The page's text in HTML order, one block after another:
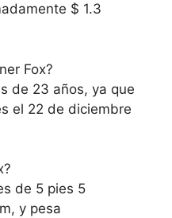
$ 1.3
Fox?
de 23 años, ya que
el 22 de diciembre
de 5 pies 5
y pesa